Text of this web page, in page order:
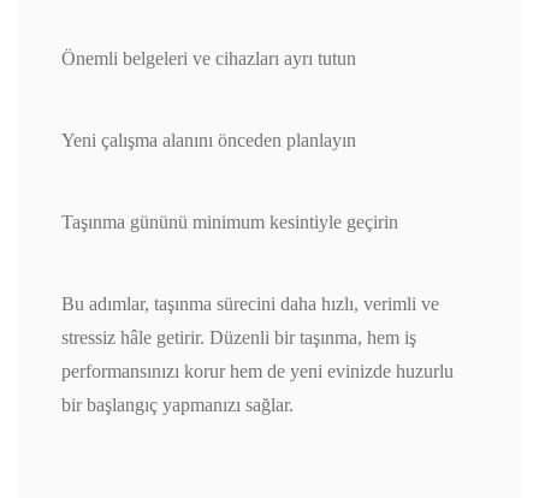
Önemli belgeleri ve cihazları ayrı tutun
Yeni çalışma alanını önceden planlayın
Taşınma gününü minimum kesintiyle geçirin
Bu adımlar, taşınma sürecini daha hızlı, verimli ve
stressiz hâle getirir. Düzenli bir taşınma, hem iş
performansınızı korur hem de yeni evinizde huzurlu
bir başlangıç yapmanızı sağlar.